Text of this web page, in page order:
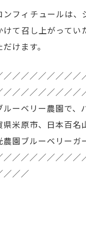
ンフィチュールは
けて召し上がって
だけます。
／／／／／／／／／
／／／／／／／／／
ルーベリー農園で、
県米原市、日本百名
農園ブルーベリーガ
／／／／／／／／／
／／／